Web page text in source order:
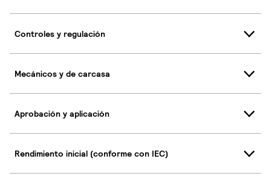
Controles y regulación
Mecánicos y de carcasa
Aprobación y aplicación
Rendimiento inicial (conforme con IEC)